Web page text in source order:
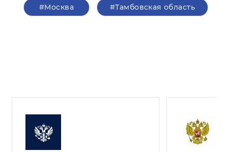
#Москва #Тамбовская область